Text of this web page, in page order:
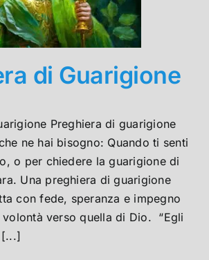
di Guarigione
Preghiera di guarigione
ne hai bisogno: Quando ti senti
o per chiedere la guarigione di
Una preghiera di guarigione
con fede, speranza e impegno
verso quella di Dio. “Egli